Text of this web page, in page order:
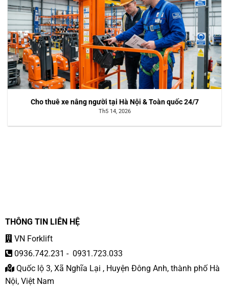
Cho thuê xe nâng người tại Hà Nội & Toàn quốc 24/7
Th5 14, 2026
THÔNG TIN LIÊN HỆ
VN Forklift
0936.742.231 - 0931.723.033
Quốc lộ 3, Xã Nghĩa Lại , Huyện Đông Anh, thành phố Hà
Nội, Việt Nam